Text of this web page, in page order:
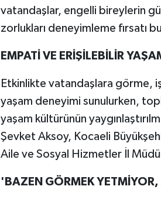
vatandaşlar, engelli bireylerin
zorlukları deneyimleme fırsatı
EMPATİ VE ERİŞİLEBİLİR
Etkinlikte vatandaşlara görme,
yaşam deneyimi sunulurken,
yaşam kültürünün
Şevket Aksoy, Kocaeli
Aile ve Sosyal Hizmetler İl
'BAZEN GÖRMEK